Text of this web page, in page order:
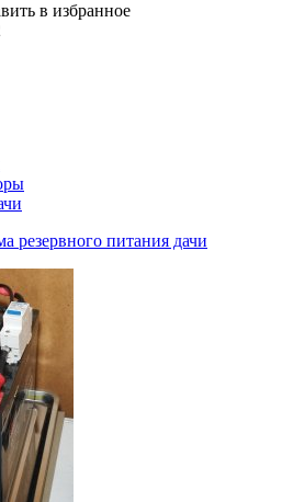
в избранное
резервного питания дачи